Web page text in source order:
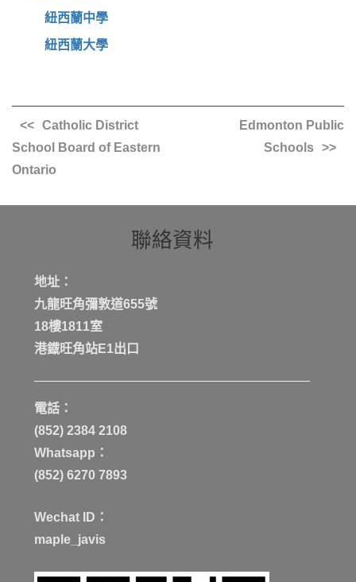
紐西蘭中學
紐西蘭大學
Catholic District
School Board of Eastern
Ontario
Edmonton Public
Schools
聯絡資料
地址：
九龍旺角彌敦道655號
18樓1811室
港鐡旺角站E1出口
電話：
(852) 2384 2108
Whatsapp：
(852) 6270 7893
Wechat ID：
maple_javis